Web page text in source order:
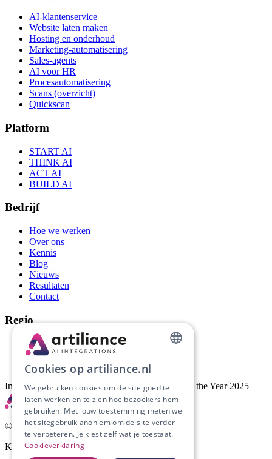
AI-klantenservice
Website laten maken
Hosting en onderhoud
Marketing-automatisering
Sales-agents
AI voor HR
Procesautomatisering
Scans (overzicht)
Quickscan
Platform
START AI
THINK AI
ACT AI
BUILD AI
Bedrijf
Hoe we werken
Over ons
Kennis
Blog
Nieuws
Resultaten
Contact
Regio
AI-automatisering Groningen
AI-automatisering Drenthe
AI-automatisering Friesland
Implementatiepartner van Artific, AI Company of the Year 2025
© 2026Artiliance. Alle rechten voorbehouden.
KvK53204441· BTW
Cookies op artiliance.nl
We gebruiken cookies om de site goed te
laten werken en te zien hoe bezoekers hem
gebruiken. Met jouw toestemming meten we
het sitegebruik anoniem om de site verder
te verbeteren. Je kiest zelf wat je toestaat.
Cookieverklaring